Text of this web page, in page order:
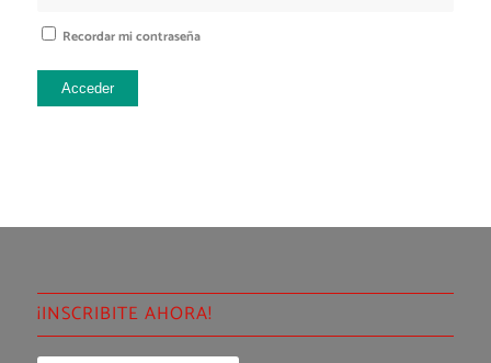
Recordar mi contraseña
Acceder
¡INSCRIBITE AHORA!